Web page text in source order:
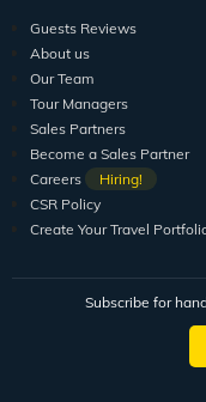
Guests Reviews
About us
Our Team
Tour Managers
Sales Partners
Become a Sales Partner
Careers
Hiring!
CSR Policy
Create Your Travel
Subscribe for